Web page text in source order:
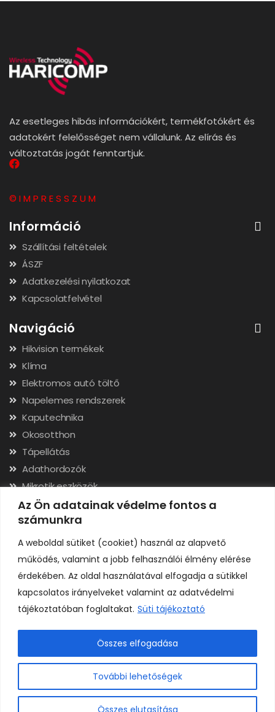
Az Ön adatainak védelme fontos a
számunkra
A weboldal sütiket (cookiet) használ az alapvető
működés, valamint a jobb felhasználói élmény elérése
érdekében. Az oldal használatával elfogadja a sütikkel
kapcsolatos irányelveket valamint az adatvédelmi
tájékoztatóban foglaltakat. Süti tájékoztató
További lehetőségek
Összes elutasítása
Összes elfogadása
Az esetleges hibás információkért, termékfotókért és
adatokért felelősséget nem vállalunk. Az elírás és
változtatás jogát fenntartjuk.
© I M P R E S S Z U M
Információ
Szállítási feltételek
ÁSZF
Adatkezelési nyilatkozat
Kapcsolatfelvétel
Navigáció
Hikvision termékek
Klíma
Elektromos autó töltő
Napelemes rendszerek
Kaputechnika
Okosotthon
Tápellátás
Adathordozók
Mikrotik eszközök
Hálózati kábelek, csatlakozók
Szerszámok
Elérhetőségek
Adószám: 24323257-2-02
Cégjegyzékszám: 02-09-079991
Bankszámla: 11731001-23136207